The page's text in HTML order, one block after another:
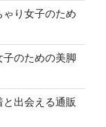
り女子のため
のための美脚
出会える通販